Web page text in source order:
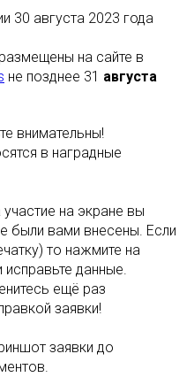
30 августа 2023 года
на сайте в
не позднее 31 августа
внимательны!
в наградные
на экране вы
были вами внесены. Если
то нажмите на
исправьте данные.
ещё раз
заявки!
заявки до